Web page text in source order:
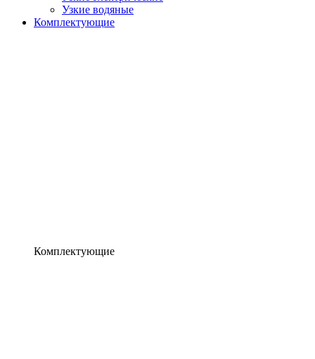
Узкие водяные
Комплектующие
Комплектующие